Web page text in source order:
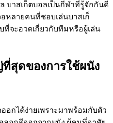
บาสเก็ตบอลเป็นกีฬาที่รู้จักกันดี
หลายคนที่ชอบเล่นบาสเก็
ที่จะอวดเกี่ยวกับทีมหรือผู้เล่น
สุดของการใช้ผนัง
อกได้ง่ายเพราะมาพร้อมกับตัว